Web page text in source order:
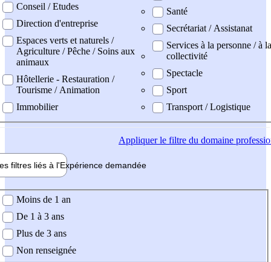
Conseil / Etudes
Direction d'entreprise
Espaces verts et naturels /
Agriculture / Pêche / Soins aux
animaux
Hôtellerie - Restauration /
Tourisme / Animation
Immobilier
Santé
Secrétariat / Assistanat
Services à la personne / à la
collectivité
Spectacle
Sport
Transport / Logistique
Appliquerle filtre du domaine
filtres liés à l'Expérience demandée
demandée
Moins de 1 an
De 1 à 3 ans
Plus de 3 ans
Non renseignée